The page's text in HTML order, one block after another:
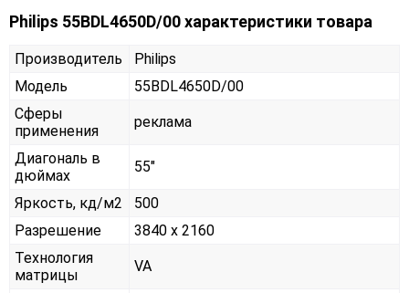
Philips 55BDL4650D/00 характеристики товара
Производитель
Philips
Модель
55BDL4650D/00
Сферы
применения
реклама
Диагональ в
дюймах
55"
Яркость, кд/м2
500
Разрешение
3840 x 2160
Технология
матрицы
VA